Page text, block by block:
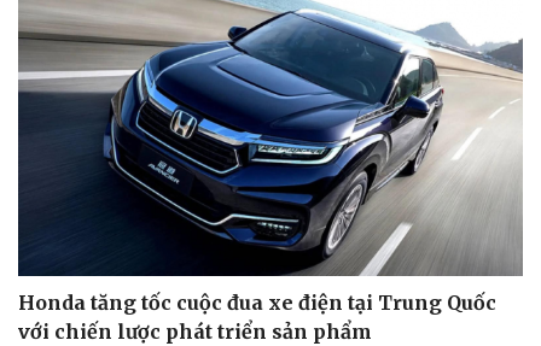
Honda tăng tốc cuộc đua xe điện tại Trung Quốc
với chiến lược phát triển sản phẩm